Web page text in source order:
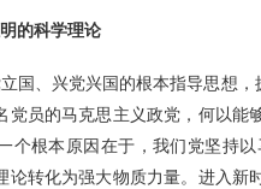
的科学理论
国、兴党兴国的根本指导思想
党员的马克思主义政党，何以
个根本原因在于，我们党坚持
论转化为强大物质力量。进入